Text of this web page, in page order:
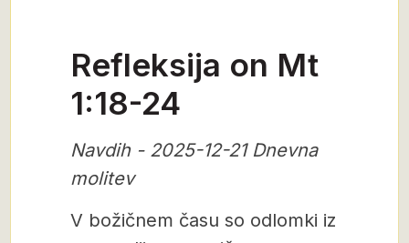
Refleksija on Mt
1:18-24
Navdih - 2025-12-21 Dnevna
molitev
V božičnem času so odlomki iz